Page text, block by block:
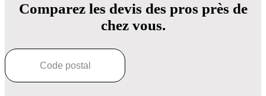
Comparez les devis des pros près de
chez vous.